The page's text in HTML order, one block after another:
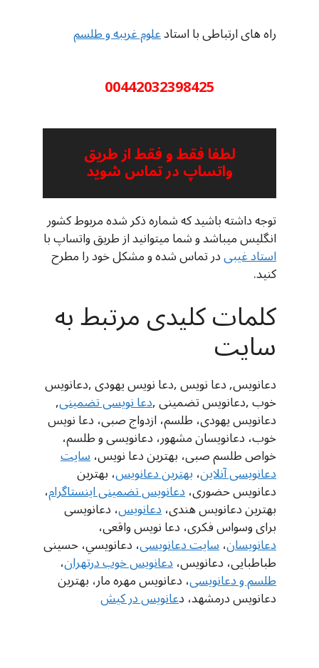
راه های ارتباطی با استادعلوم غریبه و طلسم
00442032398425
لطفا فقط و فقط از طریق
واتساپ در تماس شوید
توجه داشته باشید که شماره ذکر شده مربوط کشور
انگلیس میباشد و شما میتوانید از طریق واتساپ با
استاد غیبیدر تماس شده و مشکل خود را مطرح
کنید.
کلمات کلیدی مرتبط به
سایت
دعانویس, دعا نویس ,دعا نویس یهودی ,دعانویس
خوب ,دعانویس تضمینی ,دعا نویسی تضمینی,
دعانویس یهودی، طلسم، ازدواج صبی، دعا نویس
خوب، دعانویسان مشهور، دعانویسی و طلسم،
خواص طلسم صبی، بهترین دعا نویس،سایت
دعانویسی آنلاین،بهترین دعانویس، بهترین
دعانویس حضوری،دعانویس تضمینی اینستاگرام،
بهترین دعانویس هندی،دعانويس، دعانویسی
برای وسواس فکری، دعا نویس واقعی،
دعانویسان،سایت دعانویسی، دعانويسي، حسینی
طباطبایی، دعانویس،دعانویس خوب درتهران،
طلسم و دعانویسی، دعانویس مهره مار، بهترین
دعانویس درمشهد، دعانویس در کیش